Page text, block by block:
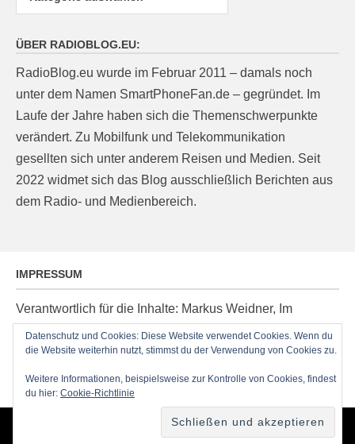
ÜBER RADIOBLOG.EU:
RadioBlog.eu wurde im Februar 2011 – damals noch
unter dem Namen SmartPhoneFan.de – gegründet. Im
Laufe der Jahre haben sich die Themenschwerpunkte
verändert. Zu Mobilfunk und Telekommunikation
gesellten sich unter anderem Reisen und Medien. Seit
2022 widmet sich das Blog ausschließlich Berichten aus
dem Radio- und Medienbereich.
IMPRESSUM
Verantwortlich für die Inhalte: Markus Weidner, Im
Ziegelacker 20, D-63599 Biebergemünd, E-Mail:
post@radioblog.eu
Technik und Administration: Thomas Michel
Catch Themes
Datenschutz und Cookies: Diese Website verwendet Cookies. Wenn du
die Website weiterhin nutzt, stimmst du der Verwendung von Cookies zu.
Weitere Informationen, beispielsweise zur Kontrolle von Cookies, findest
du hier: Cookie-Richtlinie